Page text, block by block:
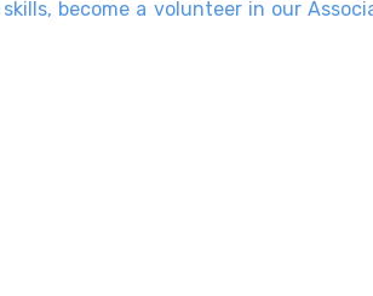
become a volunteer in our